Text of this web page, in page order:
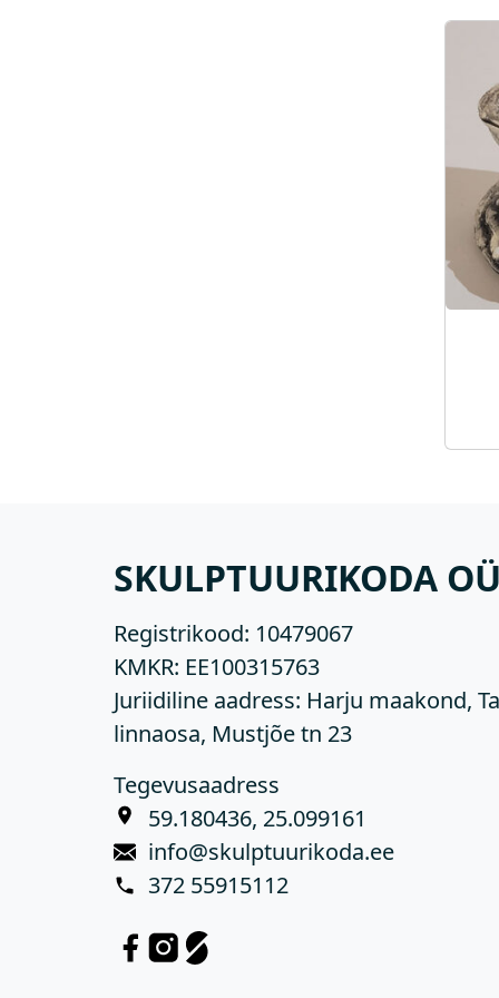
SKULPTUURIKODA
Registrikood: 10479067
KMKR: EE100315763
Juriidiline aadress: Harju maakond,
linnaosa, Mustjõe tn 23
Tegevusaadress
59.180436, 25.099161
info@skulptuurikoda.ee
372 55915112